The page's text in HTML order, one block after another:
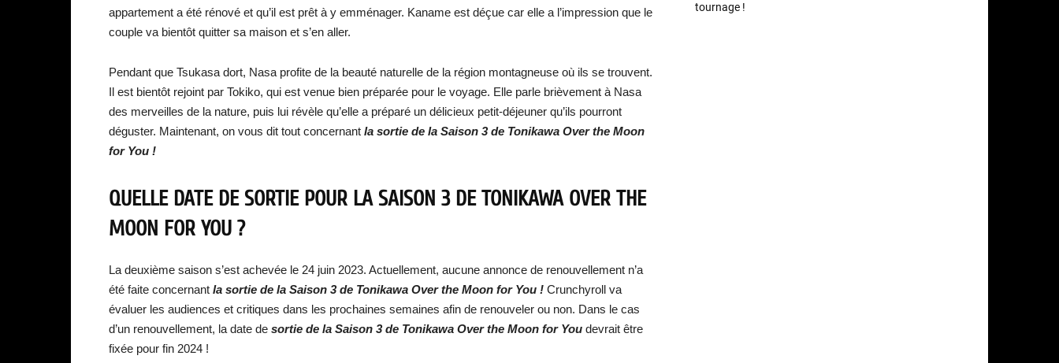
appartement a été rénové et qu’il est prêt à y emménager. Kaname est déçue car elle a l’impression que le
couple va bientôt quitter sa maison et s’en aller.
Pendant que Tsukasa dort, Nasa profite de la beauté naturelle de la région montagneuse où ils se trouvent.
Il est bientôt rejoint par Tokiko, qui est venue bien préparée pour le voyage. Elle parle brièvement à Nasa
des merveilles de la nature, puis lui révèle qu’elle a préparé un délicieux petit-déjeuner qu’ils pourront
déguster. Maintenant, on vous dit tout concernant la sortie de la Saison 3 de Tonikawa Over the Moon
for You !
QUELLE DATE DE SORTIE POUR LA SAISON 3 DE TONIKAWA OVER THE
MOON FOR YOU ?
La deuxième saison s’est achevée le 24 juin 2023. Actuellement, aucune annonce de renouvellement n’a
été faite concernant la sortie de la Saison 3 de Tonikawa Over the Moon for You ! Crunchyroll va
évaluer les audiences et critiques dans les prochaines semaines afin de renouveler ou non. Dans le cas
d’un renouvellement, la date de sortie de la Saison 3 de Tonikawa Over the Moon for You devrait être
fixée pour fin 2024 !
tournage !